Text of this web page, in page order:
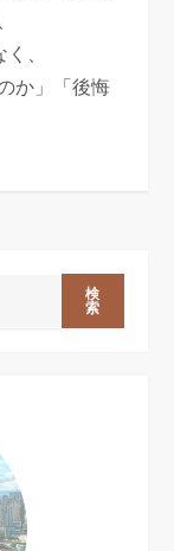
、
か」「後悔
検
索